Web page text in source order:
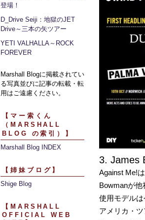
登場！
D_Drive Seiji：地獄のJET
Drive～三本の矢ツアー
YETI VALHALLA～ROCK
FOREVER
Marshall Blogに掲載されてい
る写真並びに記事の転載・転
用はご遠慮ください。
【マー索くん
（MARSHALL
BLOG の索引）】
Marshall Blog INDEX
【姉妹ブログ】
Shige Blog
【MARSHALL
OFFICIAL WEB
3. James
Against Me!
Bowmanが
使用モデル
アメリカ・